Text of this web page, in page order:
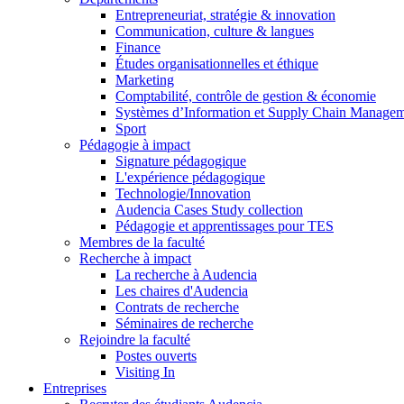
Entrepreneuriat, stratégie & innovation
Communication, culture & langues
Finance
Études organisationnelles et éthique
Marketing
Comptabilité, contrôle de gestion & économie
Systèmes d’Information et Supply Chain
Sport
Pédagogie à impact
Signature pédagogique
L'expérience pédagogique
Technologie/Innovation
Audencia Cases Study collection
Pédagogie et apprentissages pour TES
Membres de la faculté
Recherche à impact
La recherche à Audencia
Les chaires d'Audencia
Contrats de recherche
Séminaires de recherche
Rejoindre la faculté
Postes ouverts
Visiting In
Entreprises